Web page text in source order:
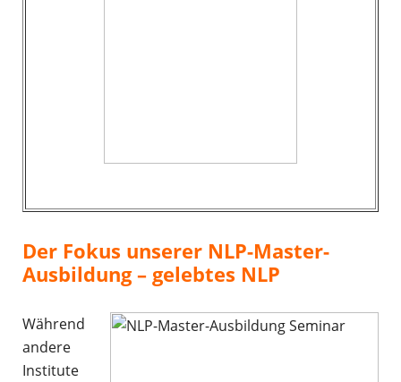
Der Fokus unserer NLP-Master-
Ausbildung – gelebtes NLP
Während
andere
Institute